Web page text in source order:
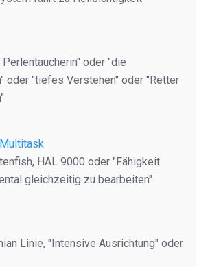
oder "die
oder "tiefes Verstehen" oder "Retter
HAL 9000 oder "Fähigkeit
gleichzeitig zu bearbeiten"
Linie, "Intensive Ausrichtung" oder